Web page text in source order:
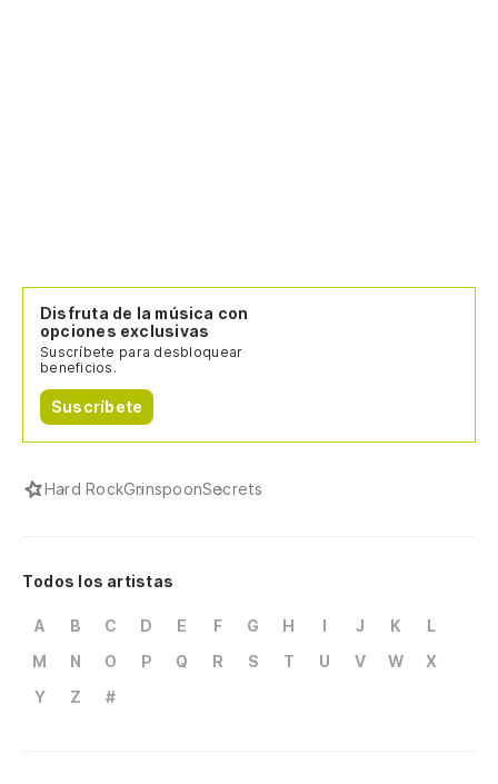
Disfruta de la música con
opciones exclusivas
Suscríbete para desbloquear
beneficios.
Suscríbete
Hard RockGrinspoonSecrets
Todos los artistas
A B C D E F G H I J K
L
M
N O P Q R S T U V W
X
Y
Z #